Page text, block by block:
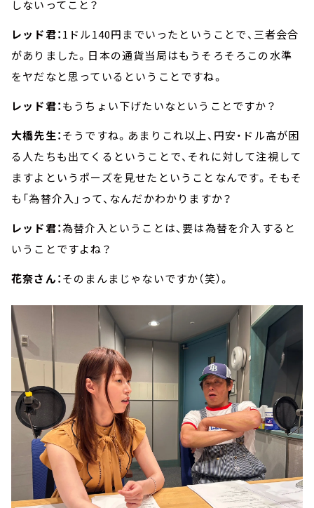
しないってこと？
レッド君：1ドル140円までいったということで、三者会合
がありました。日本の通貨当局はもうそろそろこの水準
をヤだなと思っているということですね。
レッド君：もうちょい下げたいなということですか？
大橋先生：そうですね。あまりこれ以上、円安・ドル高が困
る人たちも出てくるということで、それに対して注視して
ますよというポーズを見せたということなんです。そもそ
も「為替介入」って、なんだかわかりますか？
レッド君：為替介入ということは、要は為替を介入すると
いうことですよね？
花奈さん：そのまんまじゃないですか（笑）。